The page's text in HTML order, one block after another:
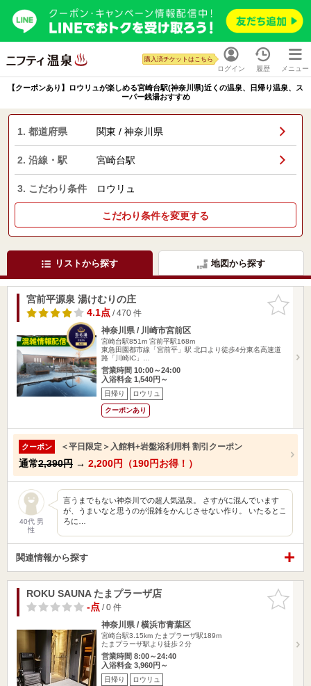
ログイン
購入済チケットはこちら
履歴 メニュー
【クーポンあり】ロウリュが楽しめる宮崎台駅(神奈川県)近くの温泉、日帰り温泉、ス
ーパー銭湯おすすめ
1. 都道府県 関東 / 神奈川県
2. 沿線・駅 宮崎台駅
3. こだわり条件 ロウリュ
こだわり条件を変更する
リストから探す 地図から探す
お気に入
りに追加
宮前平源泉 湯けむりの庄
4.1点/ 470 件
神奈川県 / 川崎市宮前区
宮崎台駅851m 宮前平駅168m
東急田園都市線「宮前平」駅 北口より徒歩4分東名高速道
路「川崎IC」…
営業時間 10:00～24:00
入浴料金 1,540円～
日帰り ロウリュ
クーポンあり
クーポン ＜平日限定＞入館料+岩盤浴利用料 割引クーポン
通常2,390円 → 2,200円（190円お得！）
40代 男
性
言うまでもない神奈川での超人気温泉。 さすがに混んでいます
が、うまいなと思うのが混雑をかんじさせない作り。 いたるとこ
ろに…
関連情報から探す
お気に入
りに追加
ROKU SAUNA たまプラーザ店
-点/ 0 件
神奈川県 / 横浜市青葉区
宮崎台駅3.15km たまプラーザ駅189m
たまプラーザ駅より徒歩２分
営業時間 8:00～24:40
入浴料金 3,960円～
日帰り ロウリュ